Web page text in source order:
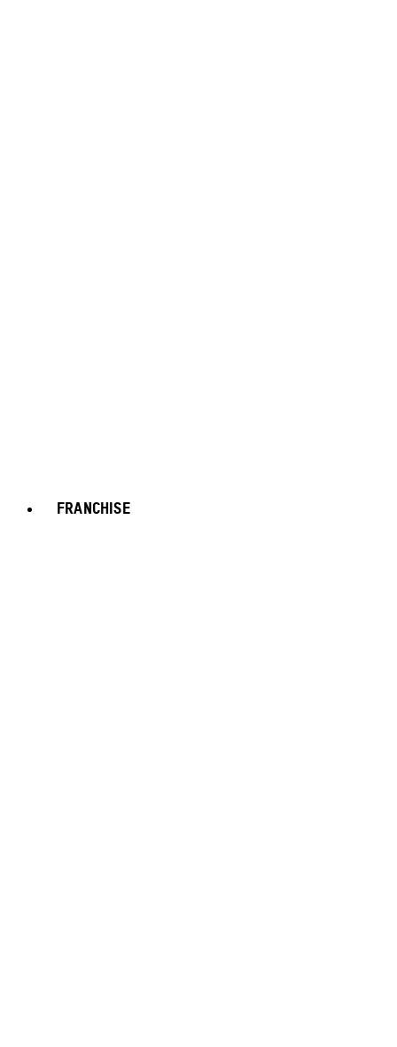
FRANCHISE